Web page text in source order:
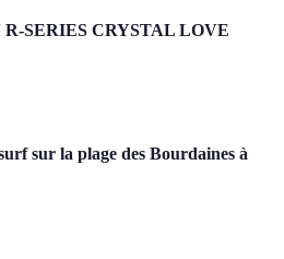
SERIES CRYSTAL LOVE
sur la plage des Bourdaines à